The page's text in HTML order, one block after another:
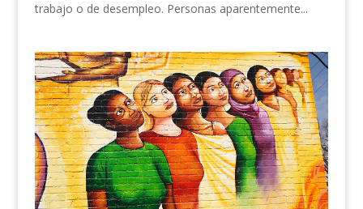
trabajo o de desempleo. Personas aparentemente...